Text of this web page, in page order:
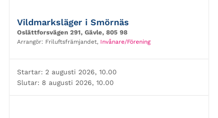
Vildmarksläger i Smörnäs
Oslättforsvägen 291, Gävle, 805 98
Arrangör: Friluftsfrämjandet, Invånare/Förening
Startar: 2 augusti 2026, 10.00
Slutar: 8 augusti 2026, 10.00